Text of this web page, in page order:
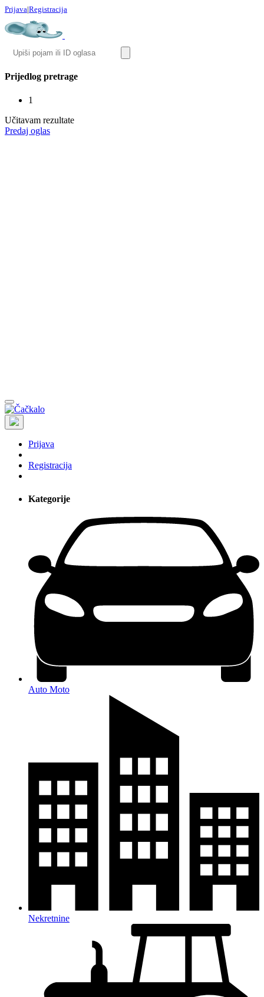
Prijava|Registracija
Prijedlog pretrage
1
Učitavam rezultate
Predaj oglas
Prijava
Registracija
Kategorije
Auto Moto
Nekretnine